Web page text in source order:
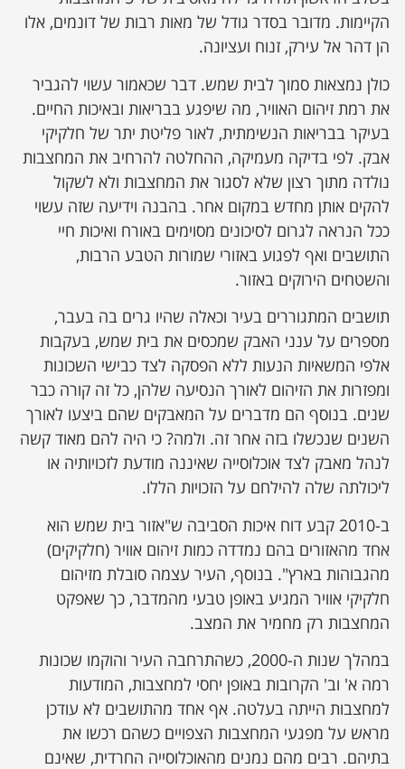
הקיימות. מדובר בסדר גודל של מאות רבות של דונמים, אלו
הן דהר אל עירק, זנוח ועציונה.
כולן נמצאות סמוך לבית שמש. דבר שכאמור עשוי להגביר
את רמת זיהום האוויר, מה שיפגע בבריאות ובאיכות החיים.
בעיקר בבריאות הנשימתית, לאור פליטת יתר של חלקיקי
אבק. לפי בדיקה מעמיקה, ההחלטה להרחיב את המחצבות
נולדה מתוך רצון שלא לסגור את המחצבות ולא לשקול
להקים אותן מחדש במקום אחר. בהבנה וידיעה שזה עשוי
ככל הנראה לגרום לסיכונים מסוימים באורח ואיכות חיי
התושבים ואף לפגוע באזורי שמורות הטבע הרבות,
והשטחים הירוקים באזור.
תושבים המתגוררים בעיר וכאלה שהיו גרים בה בעבר,
מספרים על ענני האבק שמכסים את בית שמש, בעקבות
אלפי המשאיות הנעות ללא הפסקה לצד כבישי השכונות
ומפזרות את הזיהום לאורך הנסיעה שלהן, כל זה קורה כבר
שנים. בנוסף הם מדברים על המאבקים שהם ביצעו לאורך
השנים שנכשלו בזה אחר זה. ולמה? כי היה להם מאוד קשה
לנהל מאבק לצד אוכלוסייה שאיננה מודעת לזכויותיה או
ליכולתה שלה להילחם על הזכויות הללו.
ב-2010 קבע דוח איכות הסביבה ש"אזור בית שמש הוא
אחד מהאזורים בהם נמדדה כמות זיהום אוויר (חלקיקים)
מהגבוהות בארץ". בנוסף, העיר עצמה סובלת מזיהום
חלקיקי אוויר המגיע באופן טבעי מהמדבר, כך שאפקט
המחצבות רק מחמיר את המצב.
במהלך שנות ה-2000, כשהתרחבה העיר והוקמו שכונות
רמה א' וב' הקרובות באופן יחסי למחצבות, המודעות
למחצבות הייתה בעלטה. אף אחד מהתושבים לא עודכן
מראש על מפגעי המחצבות הצפויים כשהם רכשו את
בתיהם. רבים מהם נמנים מהאוכלוסייה החרדית, שאינם